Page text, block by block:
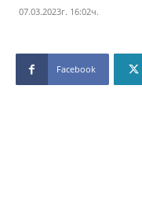
07.03.2023г. 16:02ч.
Facebook